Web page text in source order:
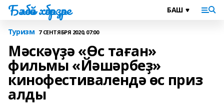
Бәләбәй хәбәрҙәре
Туризм 7 СЕНТЯБРЯ 2020, 07:00
Мәскәүҙә «Өс таған»
фильмы «Йәшәрбеҙ»
кинофестивалендә өс приз
алды